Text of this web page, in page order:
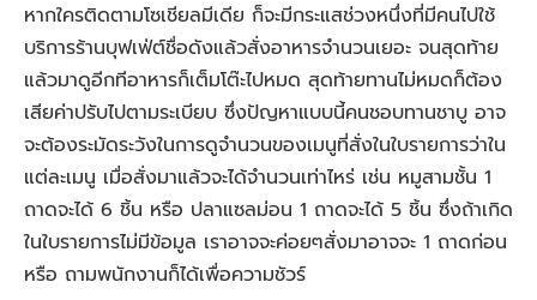
หากใครติดตามโซเชียลมีเดีย ก็จะมีกระแสช่วงหนึ่งที่มีคนไปใช้
บริการร้านบุฟเฟ่ต์ชื่อดังแล้วสั่งอาหารจำนวนเยอะ จนสุดท้าย
แล้วมาดูอีกทีอาหารก็เต็มโต๊ะไปหมด สุดท้ายทานไม่หมดก็ต้อง
เสียค่าปรับไปตามระเบียบ ซึ่งปัญหาแบบนี้คนชอบทานชาบู อาจ
จะต้องระมัดระวังในการดูจำนวนของเมนูที่สั่งในใบรายการว่าใน
แต่ละเมนู เมื่อสั่งมาแล้วจะได้จำนวนเท่าไหร่ เช่น หมูสามชั้น 1
ถาดจะได้ 6 ชิ้น หรือ ปลาแซลม่อน 1 ถาดจะได้ 5 ชิ้น ซึ่งถ้าเกิด
ในใบรายการไม่มีข้อมูล เราอาจจะค่อยๆสั่งมาอาจจะ 1 ถาดก่อน
หรือ ถามพนักงานก็ได้เพื่อความชัวร์